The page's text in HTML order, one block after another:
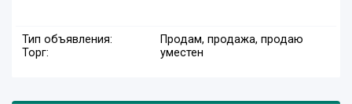
Тип объявления:
Продам, продажа, продаю
Торг:
уместен